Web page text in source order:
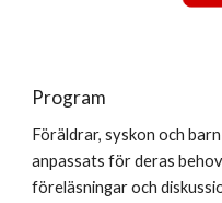
Program
Föräldrar, syskon och
anpassats för deras
föreläsningar och